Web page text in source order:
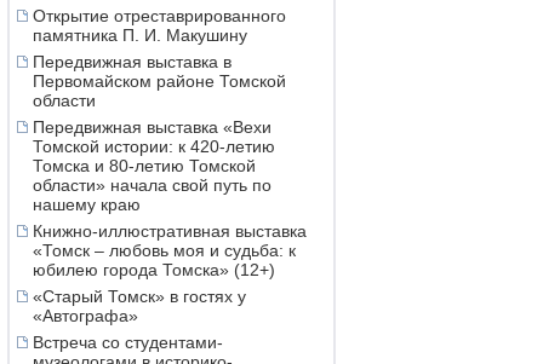
Открытие отреставрированного
памятника П. И. Макушину
Передвижная выставка в
Первомайском районе Томской
области
Передвижная выставка «Вехи
Томской истории: к 420-летию
Томска и 80-летию Томской
области» начала свой путь по
нашему краю
Книжно-иллюстративная выставка
«Томск – любовь моя и судьба: к
юбилею города Томска» (12+)
«Старый Томск» в гостях у
«Автографа»
Встреча со студентами-